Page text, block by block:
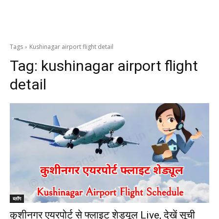
Tags Kushinagar airport flight detail
Tag: kushinagar airport flight
detail
ब्लॉग
कुशीनगर एयरपोर्ट से फ्लाइट शेड्यूल Live, देखें सूची